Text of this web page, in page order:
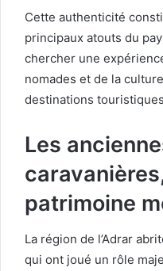
Cette authenticité
principaux atouts du
chercher une
nomades et de la
destinations
Les
patrimoine
La région de l’Adrar
qui ont joué un rôle